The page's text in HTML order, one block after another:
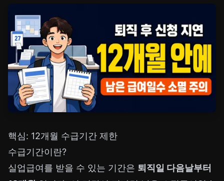
핵심: 12개월 수급기간 제한
수급기간이란?
실업급여를 받을 수 있는 기간은 퇴직일 다음날부터